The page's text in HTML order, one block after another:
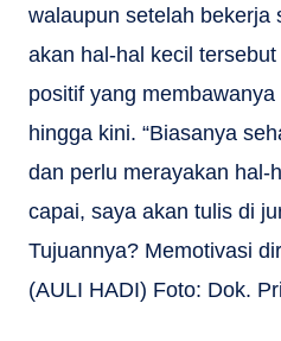
walaupun setelah bekerja
akan hal-hal kecil
positif yang
hingga kini. “Biasanya
dan perlu merayakan hal-
capai, saya akan tulis di
Tujuannya? Memotivasi
(AULI HADI) Foto: Dok.